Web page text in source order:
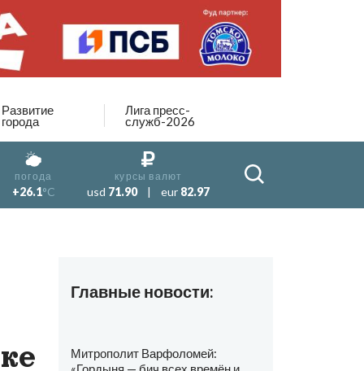
Развитие
города
Лига пресс-
служб-2026
погода
+26.1°C
курсы валют
usd 71.90 | eur 82.97
Главные новости:
Митрополит Варфоломей: